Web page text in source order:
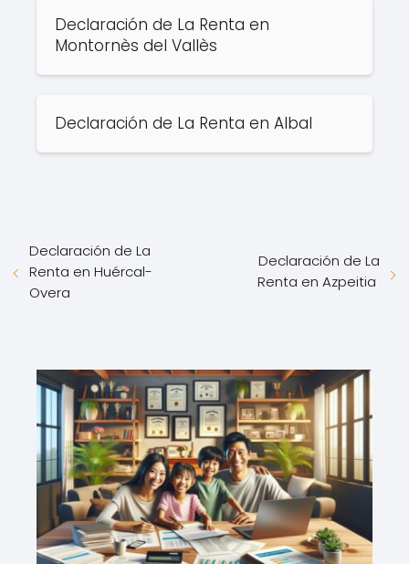
Declaración de La Renta en
Montornès del Vallès
Declaración de La Renta en Albal
Declaración de La
Renta en Huércal-
Overa
Declaración de La
Renta en Azpeitia